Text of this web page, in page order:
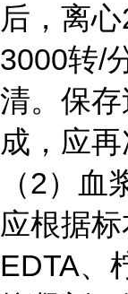
后，离
3000转/
清。保
成，应再
（2）血
应根据
EDTA、